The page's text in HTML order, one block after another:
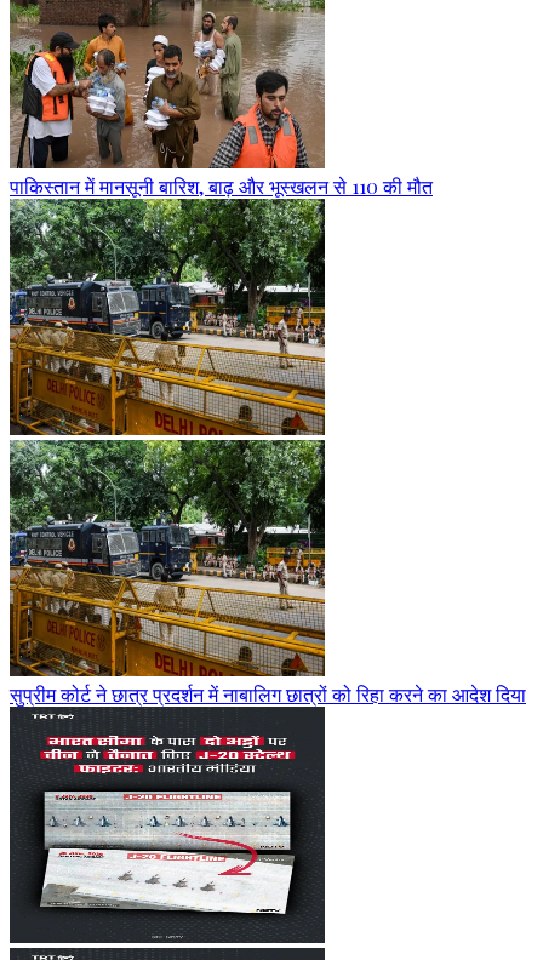
पाकिस्तान में मानसूनी बारिश, बाढ़ और भूस्खलन से 110 की मौत
सुप्रीम कोर्ट ने छात्र प्रदर्शन में नाबालिग छात्रों को रिहा करने का आदेश दिया